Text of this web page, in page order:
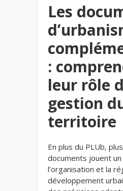
Les
:
leur rôle
gestion
territoire
En plus du PLUb,
documents jouent
l’organisation et la
développement